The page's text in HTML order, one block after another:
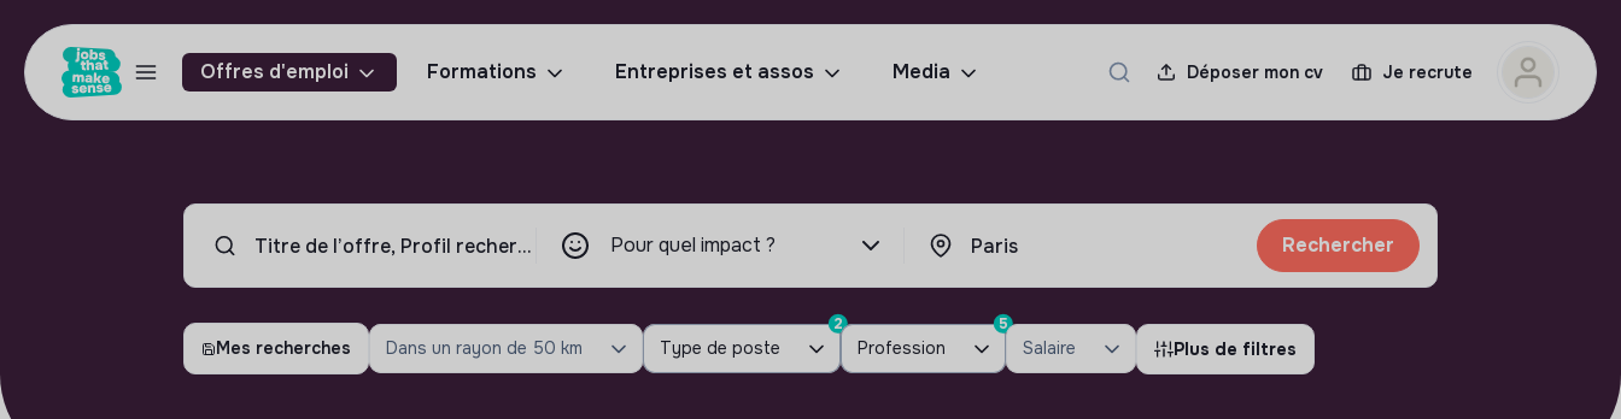
Offres d'emploi Formations Entreprises et assos Media Déposer mon cv Je recrute
Pour quel impact ? Rechercher
Mes recherches Dans un rayon de 50 km Type de poste
2
Profession
5
Salaire Plus de filtres